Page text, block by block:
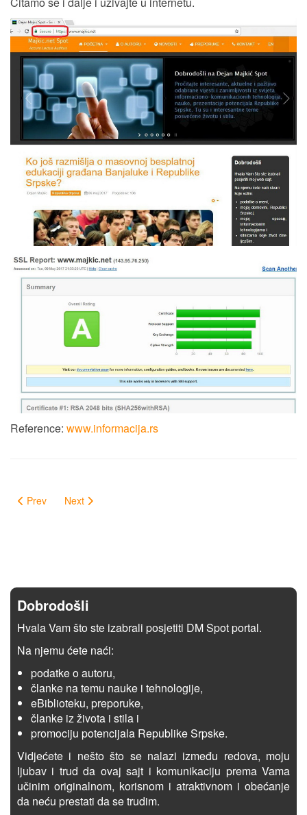
Reference: www.informacija.rs
Prev Next
Dobrodošli
Hvala Vam što ste izabrali posjetiti DM Spot portal.
Na njemu ćete naći:
podatke o autoru,
članke na temu nauke i tehnologije,
eBiblioteku, preporuke,
članke iz života i stila i
promociju potencijala Republike Srpske.
Vidjećete i nešto što se nalazi između redova, moju
ljubav i trud da ovaj sajt i komunikaciju prema Vama
učinim originalnom, korisnom i atraktivnom i obećanje
da neću prestati da se trudim.